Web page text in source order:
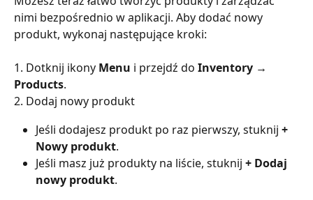
nimi bezpośrednio w aplikacji. Aby dodać nowy
produkt, wykonaj następujące kroki:
1. Dotknij ikony Menu i przejdź do Inventory →
Products.
2. Dodaj nowy produkt
Jeśli dodajesz produkt po raz pierwszy, stuknij +
Nowy produkt.
Jeśli masz już produkty na liście, stuknij + Dodaj
nowy produkt.